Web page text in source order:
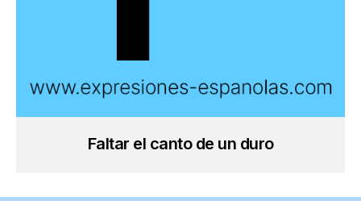
Faltar el canto de un duro